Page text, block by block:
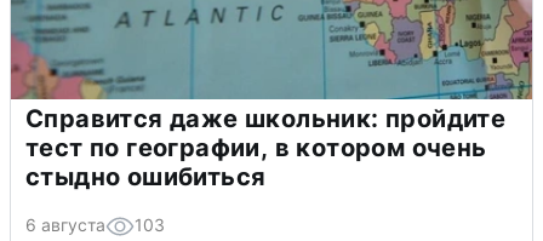
Справится даже школьник: пройдите
тест по географии, в котором очень
стыдно ошибиться
6 августа 103